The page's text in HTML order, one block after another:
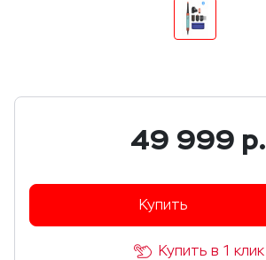
49 999 р.
Купить
Купить в 1 клик